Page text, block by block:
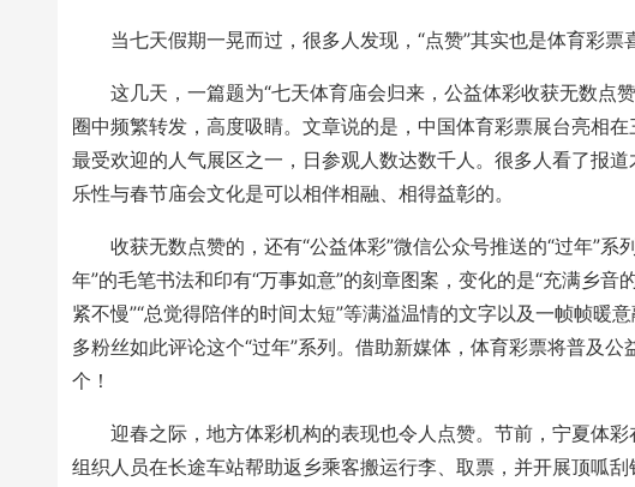
当七天假期一晃而过，很多人发现，“点赞”其实也是体育彩票
这几天，一篇题为“七天体育庙会归来，公益体彩收获无数点
圈中频繁转发，高度吸睛。文章说的是，中国体育彩票展台亮相
最受欢迎的人气展区之一，日参观人数达数千人。很多人看了报
乐性与春节庙会文化是可以相伴相融、相得益彰的。
收获无数点赞的，还有“公益体彩”微信公众号推送的“过年”系
年”的毛笔书法和印有“万事如意”的刻章图案，变化的是“充满乡音
紧不慢”“总觉得陪伴的时间太短”等满溢温情的文字以及一帧帧
多粉丝如此评论这个“过年”系列。借助新媒体，体育彩票将普及公
个！
迎春之际，地方体彩机构的表现也令人点赞。节前，宁夏体彩
组织人员在长途车站帮助返乡乘客搬运行李、取票，并开展顶呱